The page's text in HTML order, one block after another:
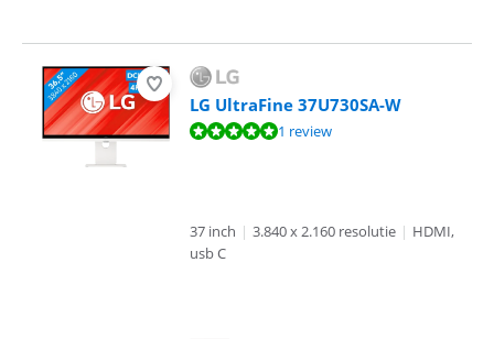
LG UltraFine 37U730SA-W
Beoordeling is 9,6 van de 10, gebaseerd op 1 review.
1 review
37 inch | 3.840 x 2.160 resolutie | HDMI,
usb C